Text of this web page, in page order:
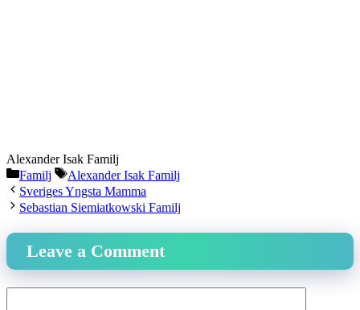
Alexander Isak Familj
Categories
Familj Tags
Alexander Isak Familj
Sveriges Yngsta Mamma
Sebastian Siemiatkowski Familj
Leave a Comment